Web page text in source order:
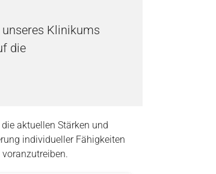
Klinikums
die
aktuellen Stärken und
individueller Fähigkeiten